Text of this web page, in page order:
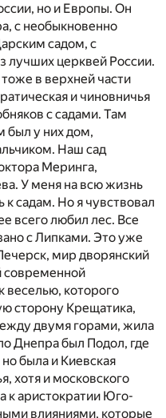
но и Европы. Он
с необыкновенно
садом, с
лучших церквей России.
в верхней части
и чиновничья
с садами. Там
был у них дом,
Наш сад
Меринга,
У меня на всю жизнь
к садам. Но я чувствовал
всего любил лес. Все
с Липками. Это уже
мир дворянский
современной
веселью, которого
сторону Крещатика,
двумя горами, жила
Днепра был Подол, где
была и Киевская
хотя и московского
к аристократии Юго-
влияниями, которые